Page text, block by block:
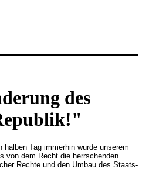
des
Tag immerhin wurde unserem
von dem Recht die herrschenden
Rechte und den Umbau des Staats-